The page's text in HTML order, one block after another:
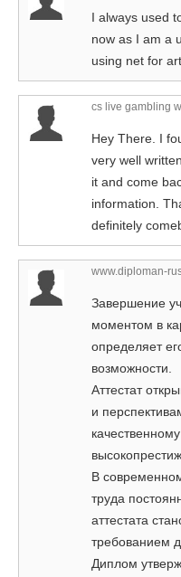
I always used
now as I am a
using net for
cs live gambling
Hey There. I
very well
it and come
information.
definitely
www.diploman-
Завершение
моментом в
определяет
возможности.
Аттестат
и
В
труда
аттестата
требованием
Диплом